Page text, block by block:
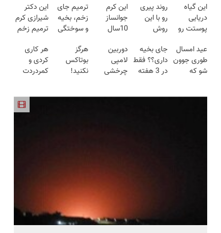
این گیاه
دریایی
پوستت رو
میکنه
انگار20سال
جوون شدی
خرید
روند پیری
رو با این
روش
معکوس کن
این کرم
جوانساز
10سال
میکنه (با
تخفیف
ویژه)
ترمیم جای
زخم، بخیه
و سوختگی
هفته!!😍
این دکتر
شیرازی کرم
ترمیم زخم
ساخت!!!
عید امسال
طوری جوون
شو که
جای بخیه
داری؟؟ فقط
در 3 هفته
دوربین
لامپی
چرخشی
هرگز
بوتاکس
نکنید!
هر کاری
کردی و
کمردردت
پرسشنامه و
دریافت راه